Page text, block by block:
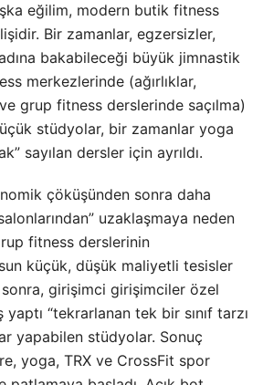
eğilim, modern butik fitness
Bir zamanlar, egzersizler,
bakabileceği büyük jimnastik
merkezlerinde (ağırlıklar,
grup fitness derslerinde saçılma)
stüdyolar, bir zamanlar yoga
sayılan dersler için ayrıldı.
çöküşünden sonra daha
uzaklaşmaya neden
fitness derslerinin
küçük, düşük maliyetli tesisler
sonra, girişimci girişimciler özel
yaptı “tekrarlanan tek bir sınıf tarzı
yapabilen stüdyolar. Sonuç
yoga, TRX ve CrossFit spor